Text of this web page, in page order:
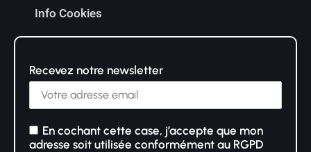
Info Cookies
Recevez notre newsletter
En cochant cette case, j’accepte que mon
adresse soit utilisée conformément au RGPD